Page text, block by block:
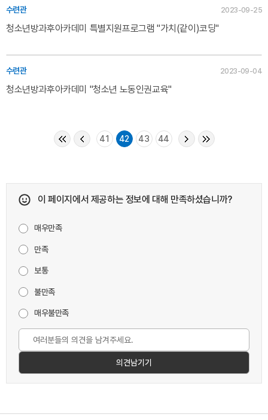
수련관 2023-09-25
청소년방과후아카데미 특별지원프로그램 "가치(같이)코딩"
수련관 2023-09-04
청소년방과후아카데미 "청소년 노동인권교육"
41 42 43 44
이 페이지에서 제공하는 정보에 대해 만족하셨습니까?
매우만족
만족
보통
불만족
매우불만족